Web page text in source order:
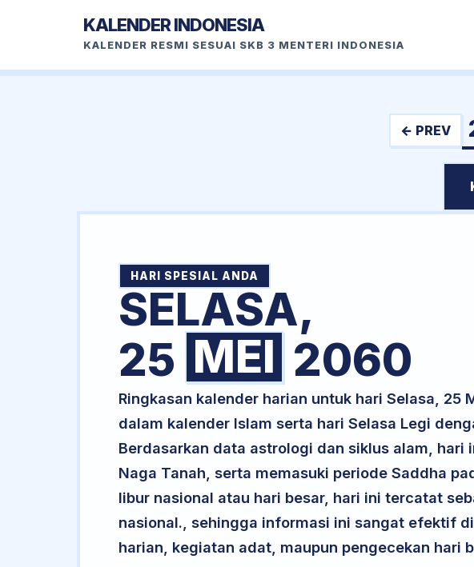
KALENDER INDONESIA
KALENDER RESMI SESUAI SKB 3 MENTERI INDONESIA
← PREV
HARI SPESIAL ANDA
SELASA,
25 MEI 2060
Ringkasan kalender harian untuk hari Selasa,
dalam kalender Islam serta hari Selasa Legi
Berdasarkan data astrologi dan siklus alam,
Naga Tanah, serta memasuki periode Saddha
libur nasional atau hari besar, hari ini tercatat
nasional., sehingga informasi ini sangat efektif
harian, kegiatan adat, maupun pengecekan hari